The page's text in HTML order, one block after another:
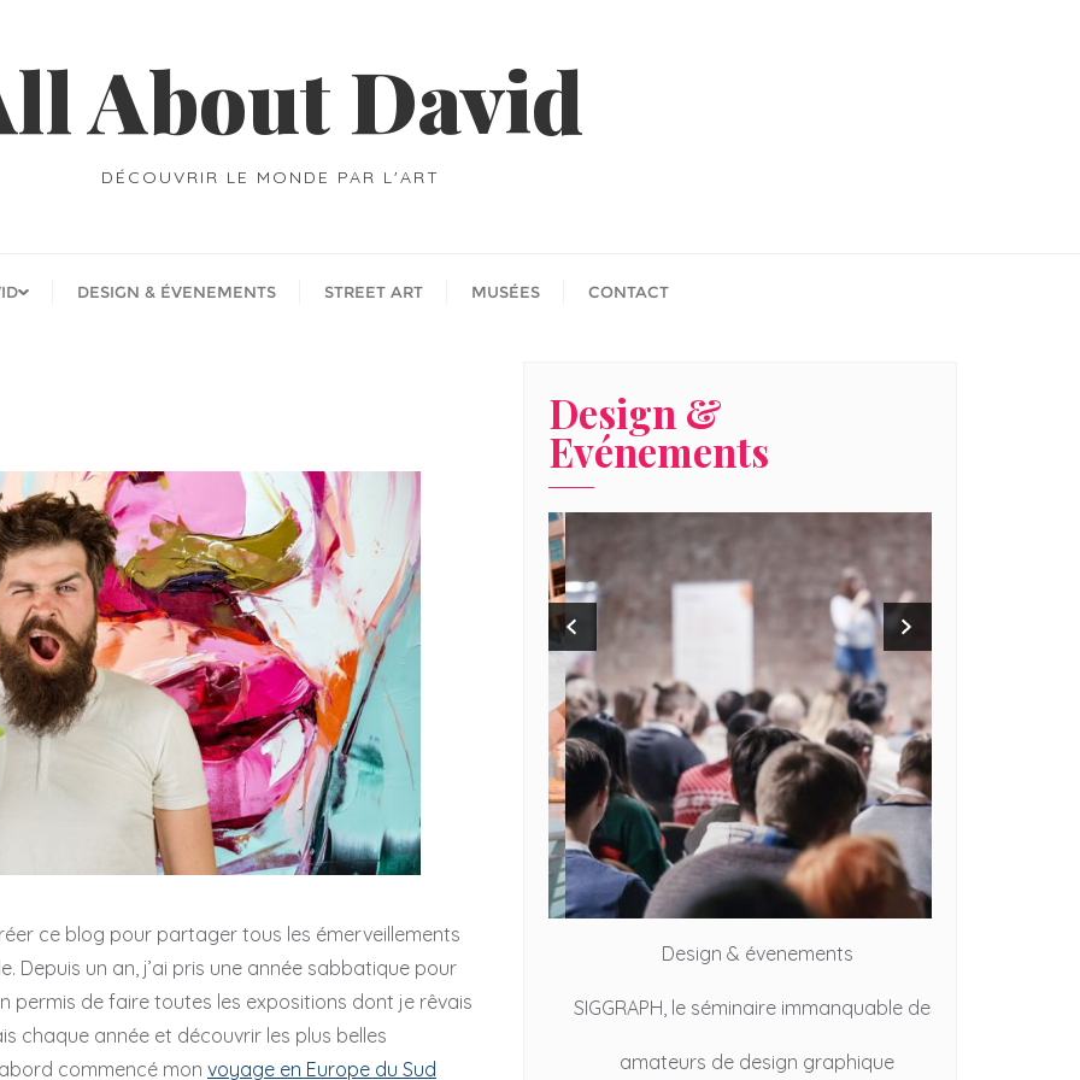
About David
DÉCOUVRIR LE MONDE PAR L'ART
DESIGN & ÉVENEMENTS STREET ART MUSÉES CONTACT
ce blog pour partager tous les émerveillements
Depuis un an, j’ai pris une année sabbatique pour
permis de faire toutes les expositions dont je rêvais
chaque année et découvrir les plus belles
commencé mon voyage en Europe du Sud
Design &
Evénements
rencontre
arts magiques
Design & évenements
Mes retours d’expérience sur l’Expo
universelle 2021 à Dubai
Design & évenements
SIGGRAPH, le séminaire immanquable des
amateurs de design graphique